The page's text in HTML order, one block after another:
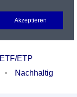
Login
ETF/ETP
Nachhaltig
Akzeptieren